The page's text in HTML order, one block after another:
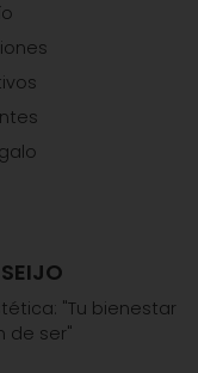
"Tu bienestar
de ser"